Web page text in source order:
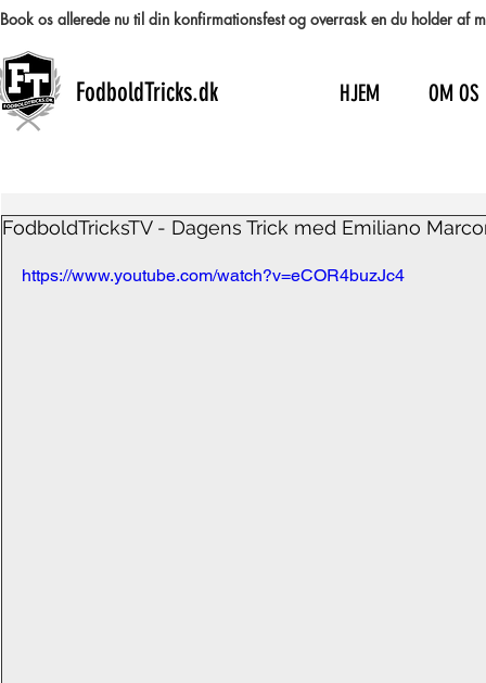
Book os allerede nu til din konfirmationsfest og overrask en du holder af
FodboldTricks.dk HJEM OM OS
FodboldTricksTV - Dagens Trick med Emiliano
https://www.youtube.com/watch?v=eCOR4buzJc4